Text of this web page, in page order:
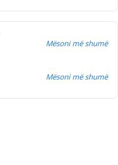
Mësoni më shumë
Mësoni më shumë